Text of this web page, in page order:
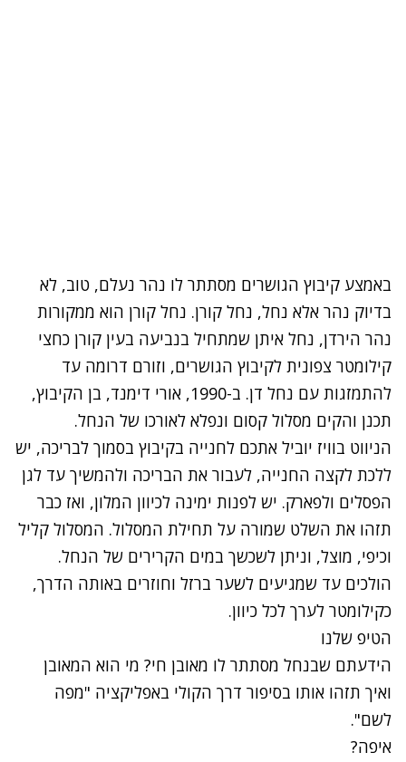
באמצע קיבוץ הגושרים מסתתר לו נהר נעלם, טוב, לא
בדיוק נהר אלא נחל, נחל קורן. נחל קורן הוא ממקורות
נהר הירדן, נחל איתן שמתחיל בנביעה בעין קורן כחצי
קילומטר צפונית לקיבוץ הגושרים, וזורם דרומה עד
להתמזגות עם נחל דן. ב-1990, אורי דימנד, בן הקיבוץ,
תכנן והקים מסלול קסום ונפלא לאורכו של הנחל.
הניווט בוויז יוביל אתכם לחנייה בקיבוץ בסמוך לבריכה, יש
ללכת לקצה החנייה, לעבור את הבריכה ולהמשיך עד לגן
הפסלים ולפארק. יש לפנות ימינה לכיוון המלון, ואז כבר
תזהו את השלט שמורה על תחילת המסלול. המסלול קליל
וכיפי, מוצל, וניתן לשכשך במים הקרירים של הנחל.
הולכים עד שמגיעים לשער ברזל וחוזרים באותה הדרך,
כקילומטר לערך לכל כיוון.
הטיפ שלנו
הידעתם שבנחל מסתתר לו מאובן חי? מי הוא המאובן
ואיך תזהו אותו בסיפור דרך הקולי באפליקציה "מפה
לשם".
איפה?